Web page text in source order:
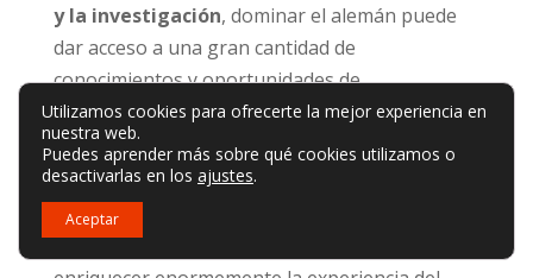
y la investigación, dominar el alemán puede
dar acceso a una gran cantidad de
conocimientos y oportunidades de
colaboración en diversos campos.
Viajes y comunicación
A la hora de aventurarse por países de habla
alemana, dominar la lengua local puede
Utilizamos cookies para ofrecerte la mejor experiencia en
nuestra web.
Puedes aprender más sobre qué cookies utilizamos o
desactivarlas en los ajustes.
Aceptar